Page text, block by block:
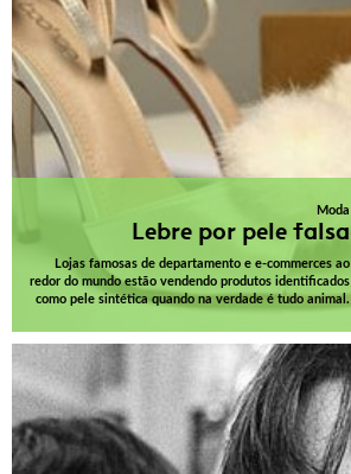
Moda
Lebre por pele falsa
Lojas famosas de departamento e e-commerces ao
redor do mundo estão vendendo produtos identificados
como pele sintética quando na verdade é tudo animal.